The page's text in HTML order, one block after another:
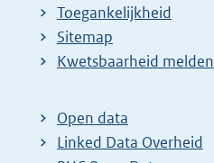
Toegankelijkheid
Sitemap
E
t
e
r
Kwetsbaarheid melden
Open data
Linked Data Overheid